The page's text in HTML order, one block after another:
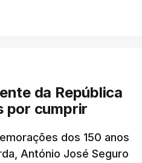
da República
por cumprir
dos 150 anos
António José Seguro